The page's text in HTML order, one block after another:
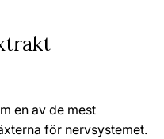
en av de mest
för nervsystemet.